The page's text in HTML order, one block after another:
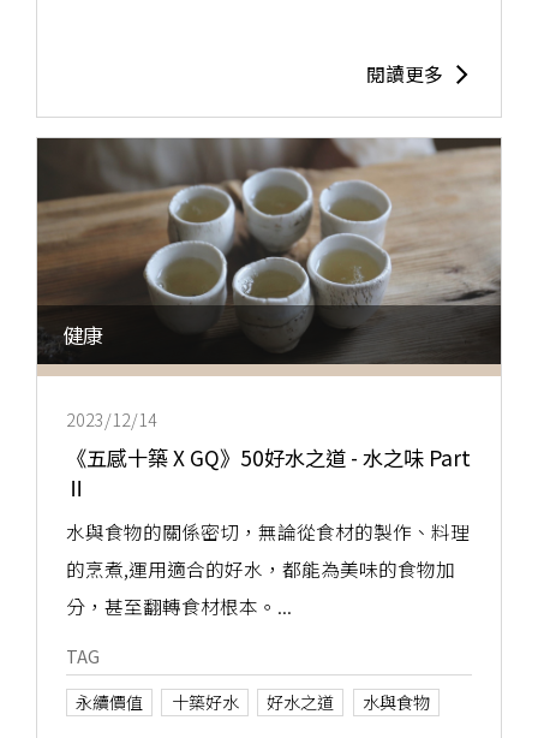
閱讀更多
健康
2023/12/14
《五感十築 X GQ》50好水之道 - 水之味 Part
Ⅱ
水與食物的關係密切，無論從食材的製作、料理
的烹煮,運用適合的好水，都能為美味的食物加
分，甚至翻轉食材根本。...
TAG
永續價值
十築好水 好水之道 水與食物